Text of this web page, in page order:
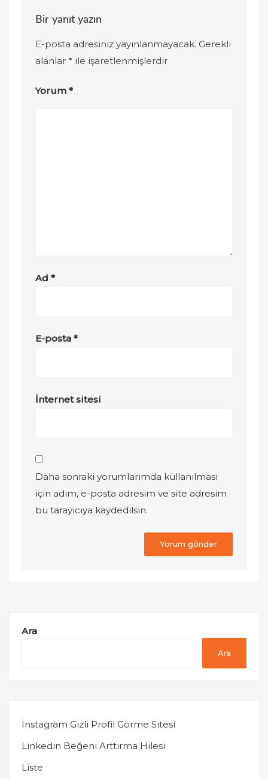
Bir yanıt yazın
E-posta adresiniz yayınlanmayacak. Gerekli
alanlar* ile işaretlenmişlerdir
Yorum*
Ad*
E-posta*
İnternet sitesi
Daha sonraki yorumlarımda kullanılması
için adım, e-posta adresim ve site adresim
bu tarayıcıya kaydedilsin.
Ara
Ara
Instagram Gizli Profil Görme Sitesi
Linkedin Beğeni Arttırma Hilesi
Liste